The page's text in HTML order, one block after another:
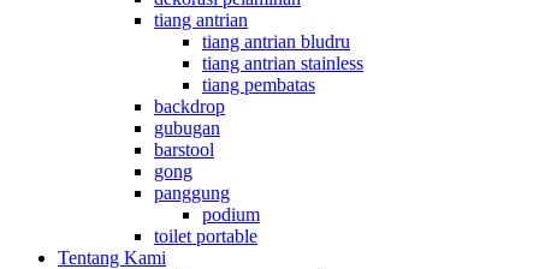
tiang antrian
tiang antrian bludru
tiang antrian stainless
tiang pembatas
backdrop
gubugan
barstool
gong
panggung
podium
toilet portable
Tentang Kami